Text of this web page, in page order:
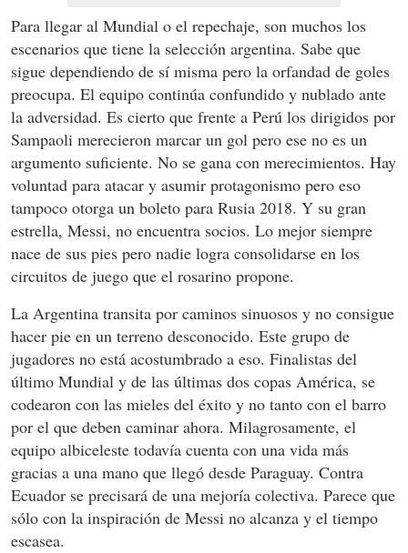
Para llegar al Mundial o el repechaje, son muchos los
escenarios que tiene la selección argentina. Sabe que
sigue dependiendo de sí misma pero la orfandad de goles
preocupa. El equipo continúa confundido y nublado ante
la adversidad. Es cierto que frente a Perú los dirigidos por
Sampaoli merecieron marcar un gol pero ese no es un
argumento suficiente. No se gana con merecimientos. Hay
voluntad para atacar y asumir protagonismo pero eso
tampoco otorga un boleto para Rusia 2018. Y su gran
estrella, Messi, no encuentra socios. Lo mejor siempre
nace de sus pies pero nadie logra consolidarse en los
circuitos de juego que el rosarino propone.
La Argentina transita por caminos sinuosos y no consigue
hacer pie en un terreno desconocido. Este grupo de
jugadores no está acostumbrado a eso. Finalistas del
último Mundial y de las últimas dos copas América, se
codearon con las mieles del éxito y no tanto con el barro
por el que deben caminar ahora. Milagrosamente, el
equipo albiceleste todavía cuenta con una vida más
gracias a una mano que llegó desde Paraguay. Contra
Ecuador se precisará de una mejoría colectiva. Parece que
sólo con la inspiración de Messi no alcanza y el tiempo
escasea.